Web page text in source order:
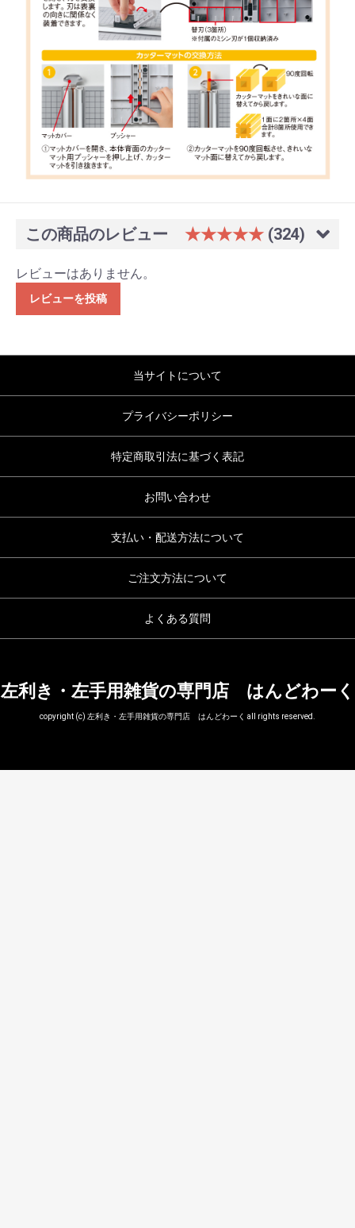
この商品のレビュー ★★★★★ (324)
レビューはありません。
レビューを投稿
当サイトについて
プライバシーポリシー
特定商取引法に基づく表記
お問い合わせ
支払い・配送方法について
ご注文方法について
よくある質問
左利き・左手用雑貨の専門店 はんどわーく
copyright (c) 左利き・左手用雑貨の専門店 はんどわーく all rights reserved.